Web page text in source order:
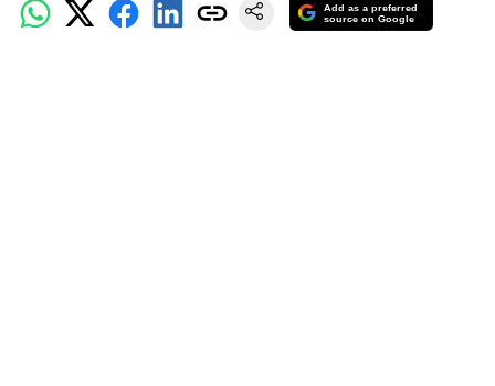
Add as a preferred
source on Google